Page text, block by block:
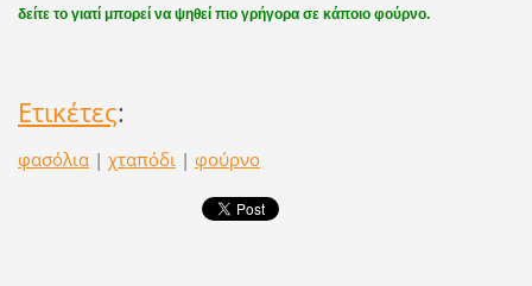
δείτε το γιατί μπορεί να ψηθεί πιο γρήγορα σε κάποιο φούρνο.
Ετικέτες:
φασόλια | χταπόδι | φούρνο